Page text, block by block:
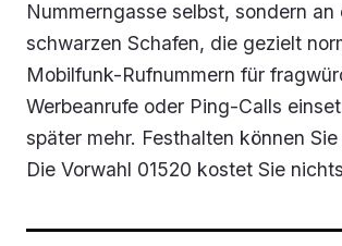
Nummerngasse selbst, sondern an
schwarzen Schafen, die gezielt
Mobilfunk-Rufnummern für
Werbeanrufe oder Ping-Calls
später mehr. Festhalten können
Die Vorwahl 01520 kostet Sie